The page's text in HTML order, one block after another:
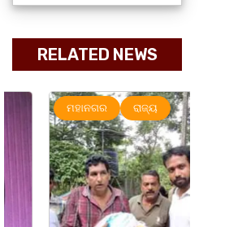
RELATED NEWS
ମହାନଗର ରାଜ୍ୟ